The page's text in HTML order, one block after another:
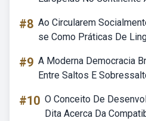
#8 Ao Circularem
se Como Práticas De
#9 A Moderna Democracia
Entre Saltos E
#10 O Conceito De
Dita Acerca Da